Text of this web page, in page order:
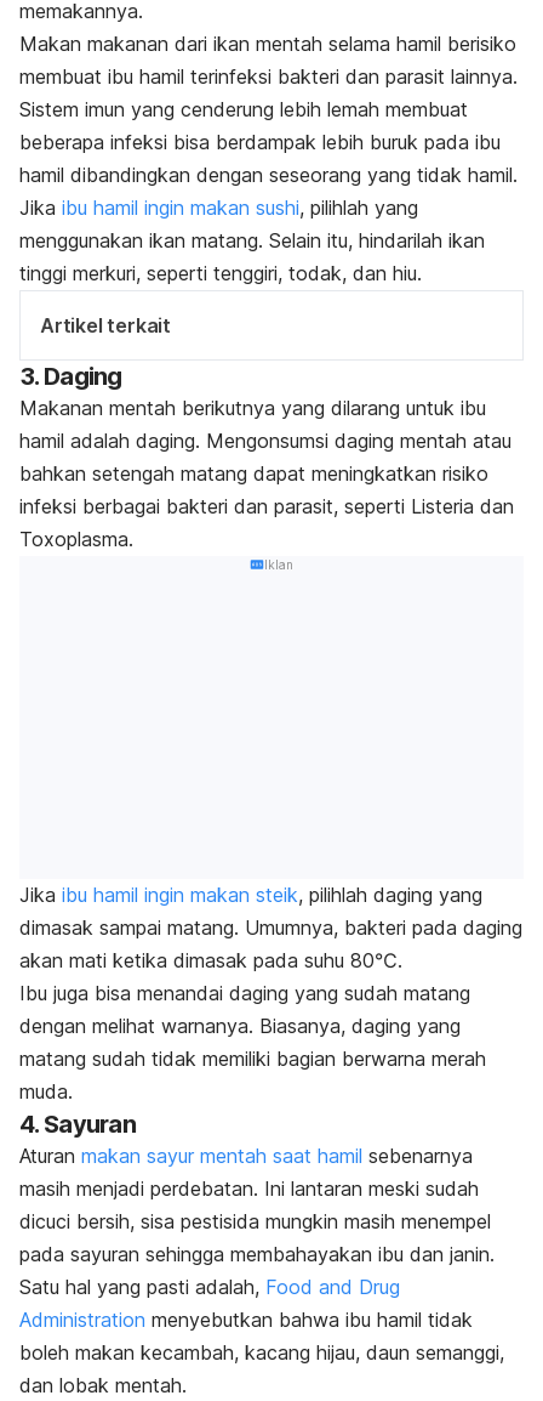
memakannya.
Makan makanan dari ikan mentah selama hamil berisiko
membuat ibu hamil terinfeksi bakteri dan parasit lainnya.
Sistem imun yang cenderung lebih lemah membuat
beberapa infeksi bisa berdampak lebih buruk pada ibu
hamil dibandingkan dengan seseorang yang tidak hamil.
Jika ibu hamil ingin makan sushi, pilihlah yang
menggunakan ikan matang. Selain itu, hindarilah ikan
tinggi merkuri, seperti tenggiri, todak, dan hiu.
Artikel terkait
3. Daging
Makanan mentah berikutnya yang dilarang untuk ibu
hamil adalah daging. Mengonsumsi daging mentah atau
bahkan setengah matang dapat meningkatkan risiko
infeksi berbagai bakteri dan parasit, seperti Listeria dan
Toxoplasma.
Iklan
Jika ibu hamil ingin makan steik, pilihlah daging yang
dimasak sampai matang. Umumnya, bakteri pada daging
akan mati ketika dimasak pada suhu 80℃.
Ibu juga bisa menandai daging yang sudah matang
dengan melihat warnanya. Biasanya, daging yang
matang sudah tidak memiliki bagian berwarna merah
muda.
4. Sayuran
Aturan makan sayur mentah saat hamil sebenarnya
masih menjadi perdebatan. Ini lantaran meski sudah
dicuci bersih, sisa pestisida mungkin masih menempel
pada sayuran sehingga membahayakan ibu dan janin.
Satu hal yang pasti adalah, Food and Drug
Administration menyebutkan bahwa ibu hamil tidak
boleh makan kecambah, kacang hijau, daun semanggi,
dan lobak mentah.